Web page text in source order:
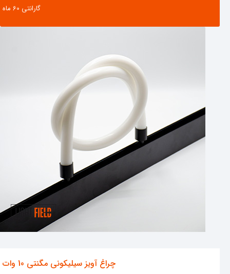
گارانتی ‌60 ماه
چراغ آویز سیلیکونی مگنتی 10 وات